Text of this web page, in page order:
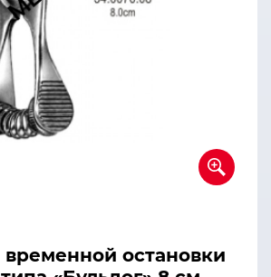
остановки